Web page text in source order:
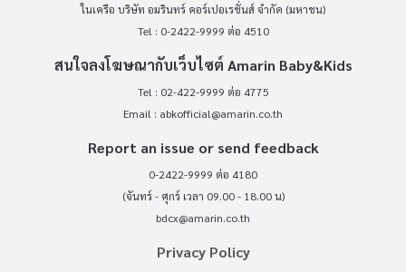
ในเครือ บริษัท อมรินทร์ คอร์เปอเรชั่นส์ จำกัด (มหาชน)
Tel : 0-2422-9999 ต่อ 4510
สนใจลงโฆษณากับเว็บไซต์ Amarin Baby&Kids
Tel : 02-422-9999 ต่อ 4775
Email : abkofficial@amarin.co.th
Report an issue or send feedback
0-2422-9999 ต่อ 4180
(จันทร์ - ศุกร์ เวลา 09.00 - 18.00 น)
bdcx@amarin.co.th
Privacy Policy